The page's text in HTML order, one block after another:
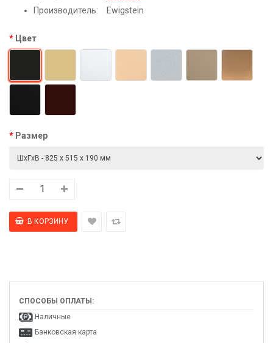
Производитель:
Ewigstein
Цвет
Размер
СПОСОБЫ ОПЛАТЫ:
Наличные
Банковская карта